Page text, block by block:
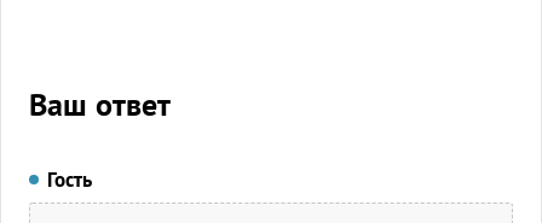
Ваш ответ
Гость